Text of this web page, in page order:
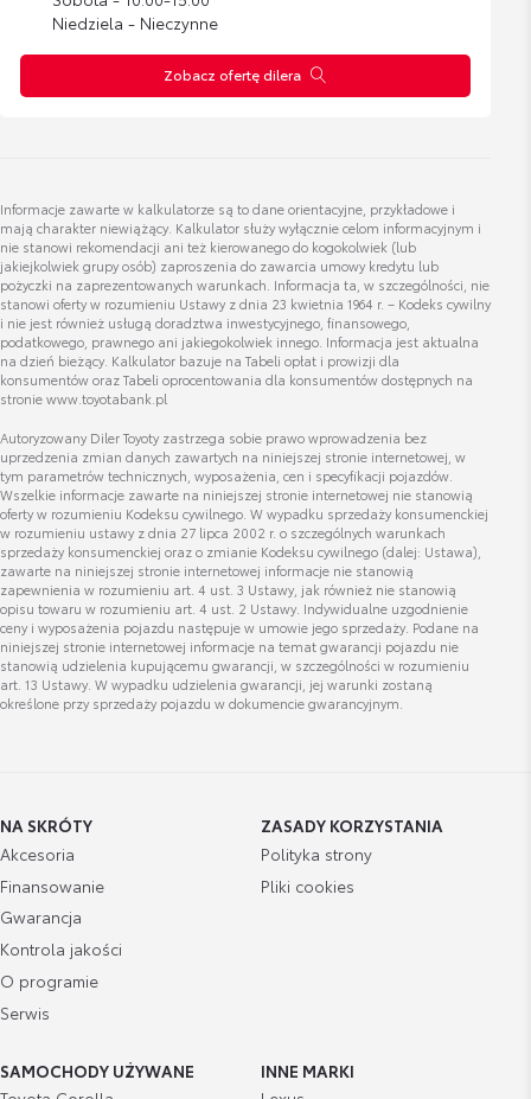
Aleksander Kośka
a.koska@chodzen.pl
Mateusz Markiewicz
specjalista ds.Odkupu samochodów uzywanych
Wyświetl numer
m.markiewicz@chodzen.pl
Damian Przybylski
specjalista ds.sprzedaży samochodów uzywanych
Niedziela - Nieczynne
Zobacz ofertę dilera
Informacje zawarte w kalkulatorze są to dane orientacyjne, przykładowe i
mają charakter niewiążący. Kalkulator służy wyłącznie celom informacyjnym i
nie stanowi rekomendacji ani też kierowanego do kogokolwiek (lub
jakiejkolwiek grupy osób) zaproszenia do zawarcia umowy kredytu lub
pożyczki na zaprezentowanych warunkach. Informacja ta, w szczególności, nie
stanowi oferty w rozumieniu Ustawy z dnia 23 kwietnia 1964 r. – Kodeks cywilny
i nie jest również usługą doradztwa inwestycyjnego, finansowego,
podatkowego, prawnego ani jakiegokolwiek innego. Informacja jest aktualna
na dzień bieżący. Kalkulator bazuje na Tabeli opłat i prowizji dla
konsumentów oraz Tabeli oprocentowania dla konsumentów dostępnych na
stronie www.toyotabank.pl
Autoryzowany Diler Toyoty zastrzega sobie prawo wprowadzenia bez
uprzedzenia zmian danych zawartych na niniejszej stronie internetowej, w
tym parametrów technicznych, wyposażenia, cen i specyfikacji pojazdów.
Wszelkie informacje zawarte na niniejszej stronie internetowej nie stanowią
oferty w rozumieniu Kodeksu cywilnego. W wypadku sprzedaży konsumenckiej
w rozumieniu ustawy z dnia 27 lipca 2002 r. o szczególnych warunkach
sprzedaży konsumenckiej oraz o zmianie Kodeksu cywilnego (dalej: Ustawa),
zawarte na niniejszej stronie internetowej informacje nie stanowią
zapewnienia w rozumieniu art. 4 ust. 3 Ustawy, jak również nie stanowią
opisu towaru w rozumieniu art. 4 ust. 2 Ustawy. Indywidualne uzgodnienie
ceny i wyposażenia pojazdu następuje w umowie jego sprzedaży. Podane na
niniejszej stronie internetowej informacje na temat gwarancji pojazdu nie
stanowią udzielenia kupującemu gwarancji, w szczególności w rozumieniu
art. 13 Ustawy. W wypadku udzielenia gwarancji, jej warunki zostaną
określone przy sprzedaży pojazdu w dokumencie gwarancyjnym.
NA SKRÓTY
Akcesoria
Finansowanie
Gwarancja
Kontrola jakości
O programie
Serwis
ZASADY KORZYSTANIA
Polityka strony
Pliki cookies
SAMOCHODY UŻYWANE
INNE MARKI